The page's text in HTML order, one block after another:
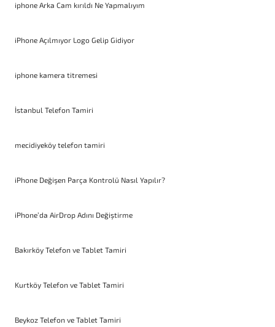
iphone Arka Cam kırıldı Ne Yapmalıyım
iPhone Açılmıyor Logo Gelip Gidiyor
iphone kamera titremesi
İstanbul Telefon Tamiri
mecidiyeköy telefon tamiri
iPhone Değişen Parça Kontrolü Nasıl Yapılır?
iPhone’da AirDrop Adını Değiştirme
Bakırköy Telefon ve Tablet Tamiri
Kurtköy Telefon ve Tablet Tamiri
Beykoz Telefon ve Tablet Tamiri